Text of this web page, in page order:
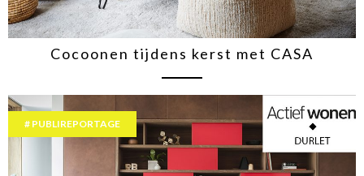
Cocoonen tijdens kerst met CASA
PUBLIREPORTAGE